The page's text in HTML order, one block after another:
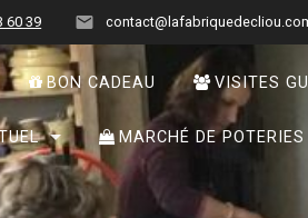
60 39
BON CADEAU VISITES
MARCHÉ DE